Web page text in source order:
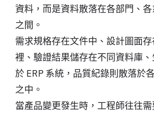
資料，而是資料散落在各部門、
之間。
需求規格存在文件中、設計圖面存
裡、驗證結果儲存在不同資料庫
於 ERP 系統，品質紀錄則散落於
之中。
當產品變更發生時，工程師往往